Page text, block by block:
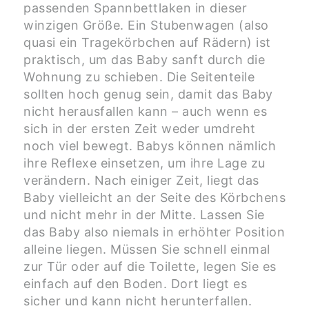
passenden Spannbettlaken in dieser
winzigen Größe. Ein Stubenwagen (also
quasi ein Tragekörbchen auf Rädern) ist
praktisch, um das Baby sanft durch die
Wohnung zu schieben. Die Seitenteile
sollten hoch genug sein, damit das Baby
nicht herausfallen kann – auch wenn es
sich in der ersten Zeit weder umdreht
noch viel bewegt. Babys können nämlich
ihre Reflexe einsetzen, um ihre Lage zu
verändern. Nach einiger Zeit, liegt das
Baby vielleicht an der Seite des Körbchens
und nicht mehr in der Mitte. Lassen Sie
das Baby also niemals in erhöhter Position
alleine liegen. Müssen Sie schnell einmal
zur Tür oder auf die Toilette, legen Sie es
einfach auf den Boden. Dort liegt es
sicher und kann nicht herunterfallen.